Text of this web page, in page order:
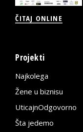
ČITAJ ONLINE
Projekti
Najkolega
Žene u biznisu
UticajnOdgovorno
Šta jedemo